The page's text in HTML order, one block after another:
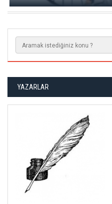
YAZARLAR